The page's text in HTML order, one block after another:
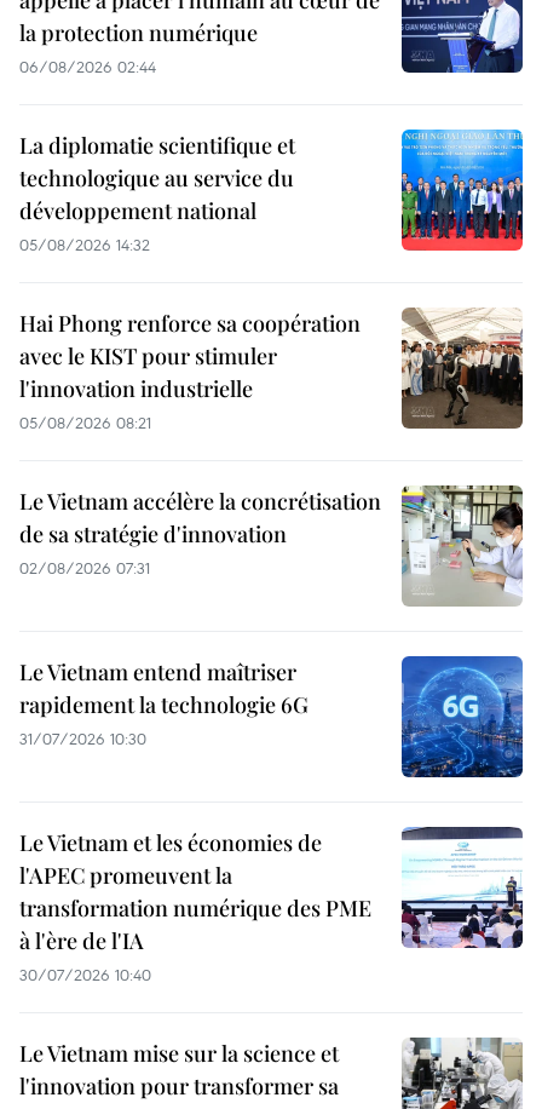
la protection numérique
06/08/2026 02:44
La diplomatie scientifique et
technologique au service du
développement national
05/08/2026 14:32
Hai Phong renforce sa coopération
avec le KIST pour stimuler
l'innovation industrielle
05/08/2026 08:21
Le Vietnam accélère la concrétisation
de sa stratégie d'innovation
02/08/2026 07:31
Le Vietnam entend maîtriser
rapidement la technologie 6G
31/07/2026 10:30
Le Vietnam et les économies de
l'APEC promeuvent la
transformation numérique des PME
à l'ère de l'IA
30/07/2026 10:40
Le Vietnam mise sur la science et
l'innovation pour transformer sa